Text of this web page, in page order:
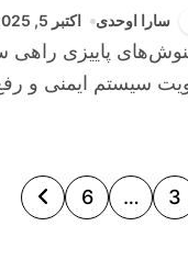
سارا اوحدی اکتبر 5, 2025
سیستم ایمنی و
3
…
6